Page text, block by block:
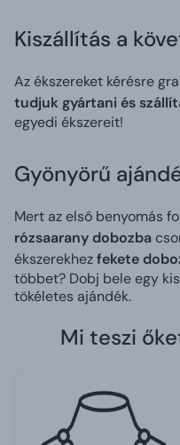
Kiszállítás a
Az ékszereket kérésre
tudjuk gyártani és
egyedi ékszereit!
Gyönyörű
Mert az első benyomás
rózsaarany dobozba
ékszerekhezfekete
többet? Dobj bele egy
tökéletes ajándék.
Mi teszi